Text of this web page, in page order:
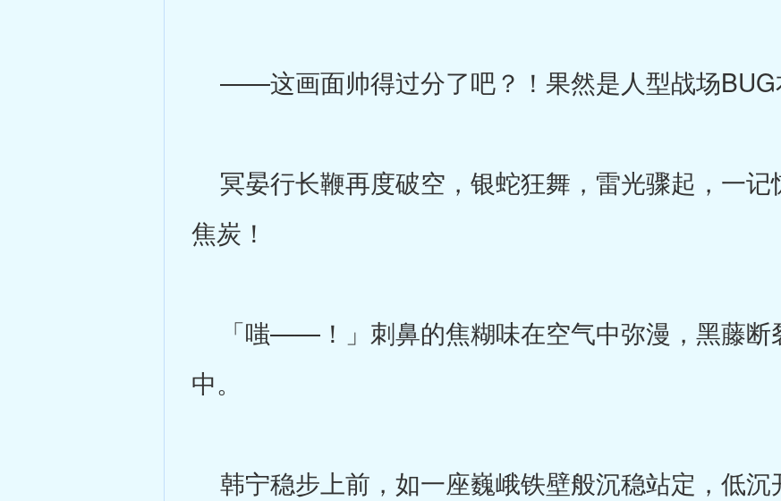
——这画面帅得过分了吧？！果然是人型战场BUG
冥晏行长鞭再度破空，银蛇狂舞，雷光骤起，一记
焦炭！
「嗤——！」刺鼻的焦糊味在空气中弥漫，黑藤断
中。
韩宁稳步上前，如一座巍峨铁壁般沉稳站定，低沉